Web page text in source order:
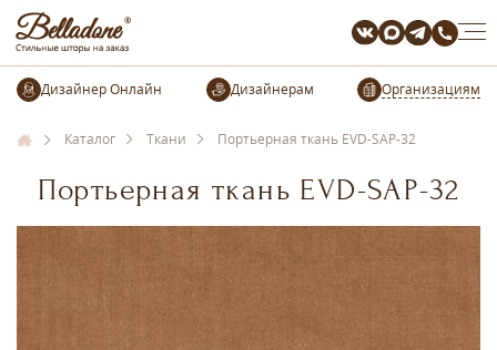
Организациям
Каталог Ткани Портьерная ткань EVD-SAP-32
Портьерная ткань EVD-SAP-32